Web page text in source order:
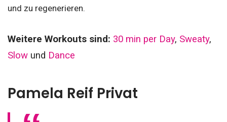
und zu regenerieren.
Weitere Workouts sind: 30 min per Day, Sweaty,
Slow und Dance
Pamela Reif Privat